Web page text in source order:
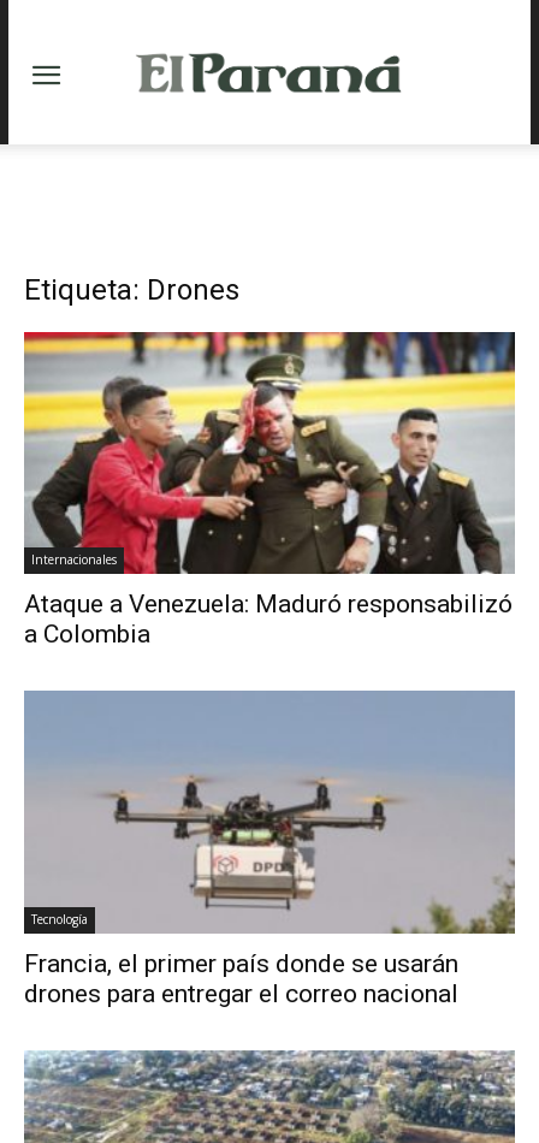
Etiqueta: Drones
Internacionales
Ataque a Venezuela: Maduró responsabilizó
a Colombia
Tecnología
Francia, el primer país donde se usarán
drones para entregar el correo nacional